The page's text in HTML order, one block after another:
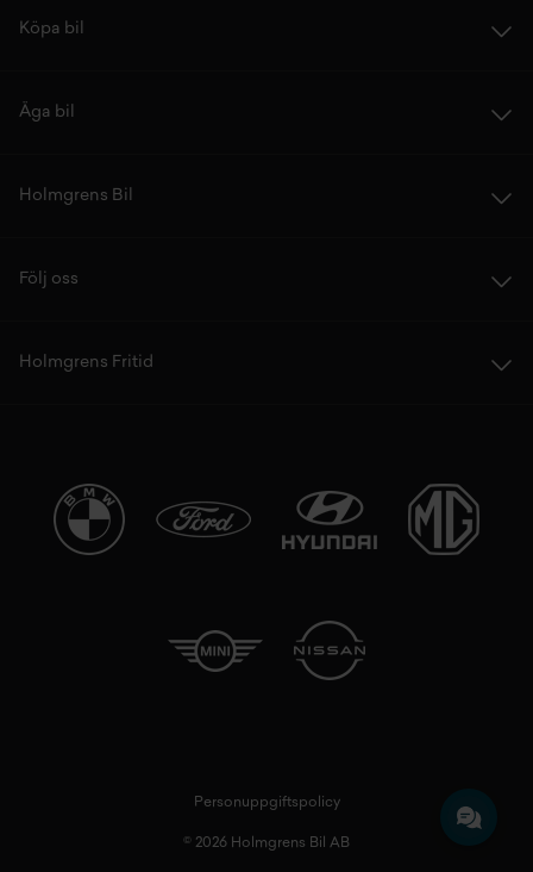
Köpa bil
Äga bil
Holmgrens Bil
Följ oss
Holmgrens Fritid
Personuppgiftspolicy
© 2026 Holmgrens Bil AB